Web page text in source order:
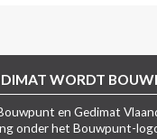
WORDT
en Gedimat
onder het Bouwpunt-